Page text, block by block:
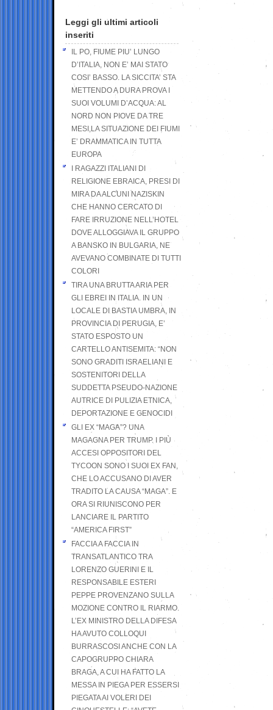
Leggi gli ultimi articoli
inseriti
IL PO, FIUME PIU’ LUNGO
D’ITALIA, NON E’ MAI STATO
COSI’ BASSO. LA SICCITA’ STA
METTENDO A DURA PROVA I
SUOI VOLUMI D’ACQUA: AL
NORD NON PIOVE DA TRE
MESI,LA SITUAZIONE DEI FIUMI
E’ DRAMMATICA IN TUTTA
EUROPA
I RAGAZZI ITALIANI DI
RELIGIONE EBRAICA, PRESI DI
MIRA DA ALCUNI NAZISKIN
CHE HANNO CERCATO DI
FARE IRRUZIONE NELL’HOTEL
DOVE ALLOGGIAVA IL GRUPPO
A BANSKO IN BULGARIA, NE
AVEVANO COMBINATE DI TUTTI
COLORI
TIRA UNA BRUTTA ARIA PER
GLI EBREI IN ITALIA. IN UN
LOCALE DI BASTIA UMBRA, IN
PROVINCIA DI PERUGIA, E’
STATO ESPOSTO UN
CARTELLO ANTISEMITA: “NON
SONO GRADITI ISRAELIANI E
SOSTENITORI DELLA
SUDDETTA PSEUDO-NAZIONE
AUTRICE DI PULIZIA ETNICA,
DEPORTAZIONE E GENOCIDI
GLI EX “MAGA”? UNA
MAGAGNA PER TRUMP. I PIÙ
ACCESI OPPOSITORI DEL
TYCOON SONO I SUOI EX FAN,
CHE LO ACCUSANO DI AVER
TRADITO LA CAUSA “MAGA”. E
ORA SI RIUNISCONO PER
LANCIARE IL PARTITO
“AMERICA FIRST”
FACCIA A FACCIA IN
TRANSATLANTICO TRA
LORENZO GUERINI E IL
RESPONSABILE ESTERI
PEPPE PROVENZANO SULLA
MOZIONE CONTRO IL RIARMO.
L’EX MINISTRO DELLA DIFESA
HA AVUTO COLLOQUI
BURRASCOSI ANCHE CON LA
CAPOGRUPPO CHIARA
BRAGA, A CUI HA FATTO LA
MESSA IN PIEGA PER ESSERSI
PIEGATA AI VOLERI DEI